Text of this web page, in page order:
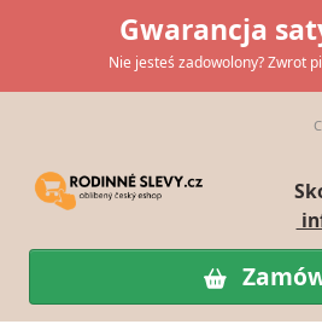
Gwarancja
Nie jesteś zadowolony? Zwrot